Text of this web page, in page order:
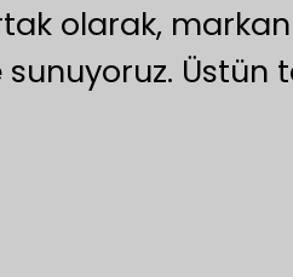
olarak,
Üstün